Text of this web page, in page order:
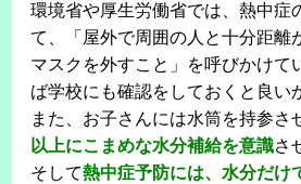
環境省や厚生労働省では、熱中症
て、「屋外で周囲の人と十分距離
マスクを外すこと」を呼びかけて
ば学校にも確認をしておくと良い
また、お子さんには水筒を持参さ
以上にこまめな水分補給を意識さ
そして熱中症予防には、水分だけ